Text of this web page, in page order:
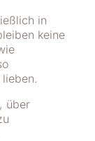
in
keine
über